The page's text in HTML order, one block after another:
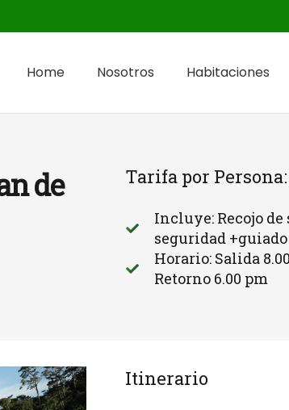
Home Nosotros Habitaciones
de
Tarifa por Persona:
Incluye: Recojo
seguridad +guiado
Horario: Salida
Retorno 6.00 pm
Itinerario